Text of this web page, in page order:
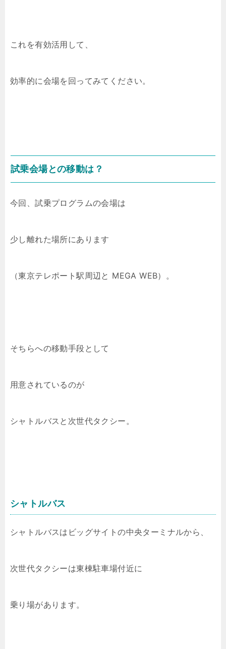
これを有効活用して、
効率的に会場を回ってみてください。
試乗会場との移動は？
今回、試乗プログラムの会場は
少し離れた場所にあります
（東京テレポート駅周辺と MEGA WEB）。
そちらへの移動手段として
用意されているのが
シャトルバスと次世代タクシー。
シャトルバス
シャトルバスはビッグサイトの中央ターミナルから、
次世代タクシーは東棟駐車場付近に
乗り場があります。